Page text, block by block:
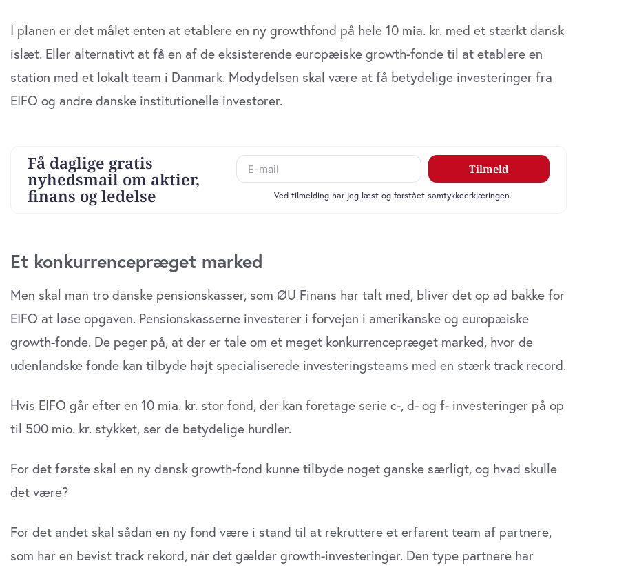
I planen er det målet enten at etablere en ny growthfond på hele 10 mia. kr. med et stærkt dansk
islæt. Eller alternativt at få en af de eksisterende europæiske grow­th-fonde til at etablere en
station med et lokalt team i Danmark. Modydelsen skal være at få betydelige investe­ringer fra
EIFO og andre danske institutionelle investorer.
Et konkurrencepræget marked
Men skal man tro danske pensionskasser, som ØU Finans har talt med, bliver det op ad bakke for
EIFO at løse op­gaven. Pensionskasserne investerer i forvejen i ameri­kanske og europæiske
growth-fonde. De peger på, at der er tale om et meget konkurrencepræget marked, hvor de
udenlandske fonde kan tilbyde højt specialiserede investeringsteams med en stærk track record.
Hvis EIFO går efter en 10 mia. kr. stor fond, der kan foretage serie c-, d- og f- investeringer på op
til 500 mio. kr. stykket, ser de betydelige hurdler.
For det første skal en ny dansk growth-fond kunne til­byde noget ganske særligt, og hvad skulle
det være?
For det andet skal sådan en ny fond være i stand til at rekruttere et erfarent team af partnere,
som har en bevist track rekord, når det gælder growth-investeringer. Den type partnere har